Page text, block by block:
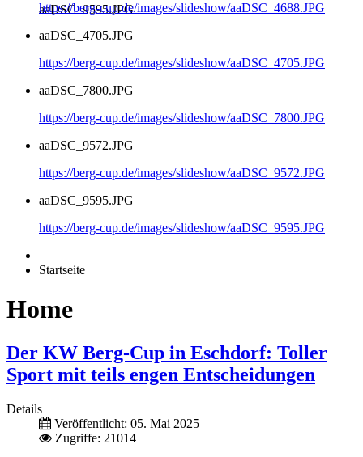
aaDSC_9595.JPG
https://berg-cup.de/images/slideshow/aaDSC_4688.JPG
aaDSC_4705.JPG
https://berg-cup.de/images/slideshow/aaDSC_4705.JPG
aaDSC_7800.JPG
https://berg-cup.de/images/slideshow/aaDSC_7800.JPG
aaDSC_9572.JPG
https://berg-cup.de/images/slideshow/aaDSC_9572.JPG
aaDSC_9595.JPG
https://berg-cup.de/images/slideshow/aaDSC_9595.JPG
Startseite
Home
Der KW Berg-Cup in Eschdorf: Toller
Sport mit teils engen Entscheidungen
Details
Veröffentlicht: 05. Mai 2025
Zugriffe: 21014